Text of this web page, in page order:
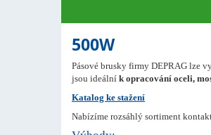
500W
Pásové brusky firmy DEPRAG lze
jsou ideální k opracování oceli,
Katalog ke stažení
Nabízíme rozsáhlý sortiment